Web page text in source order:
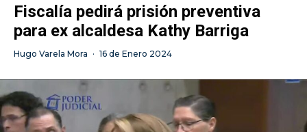
Fiscalía pedirá prisión preventiva
para ex alcaldesa Kathy Barriga
Hugo Varela Mora · 16 de Enero 2024